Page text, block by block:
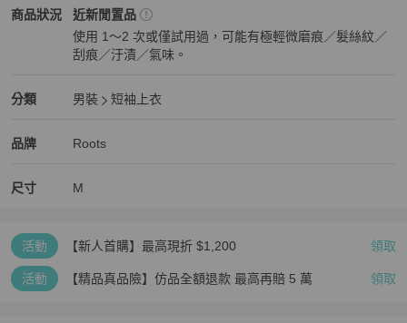
商品狀況
Roots男裝 商品狀態與細節
近新閒置品
使用 1～2 次或僅試用過，可能有極輕微磨痕／髮絲紋／
刮痕／汙漬／氣味。
分類
Roots 分類資訊
男裝
短袖上衣
品牌
Roots 男裝品牌介紹
Roots
Roots 推薦清單
尺寸 M
活動 【新人首購】最高現折 $1,200 領取
活動 【精品真品險】仿品全額退款 最高再賠 5 萬 領取